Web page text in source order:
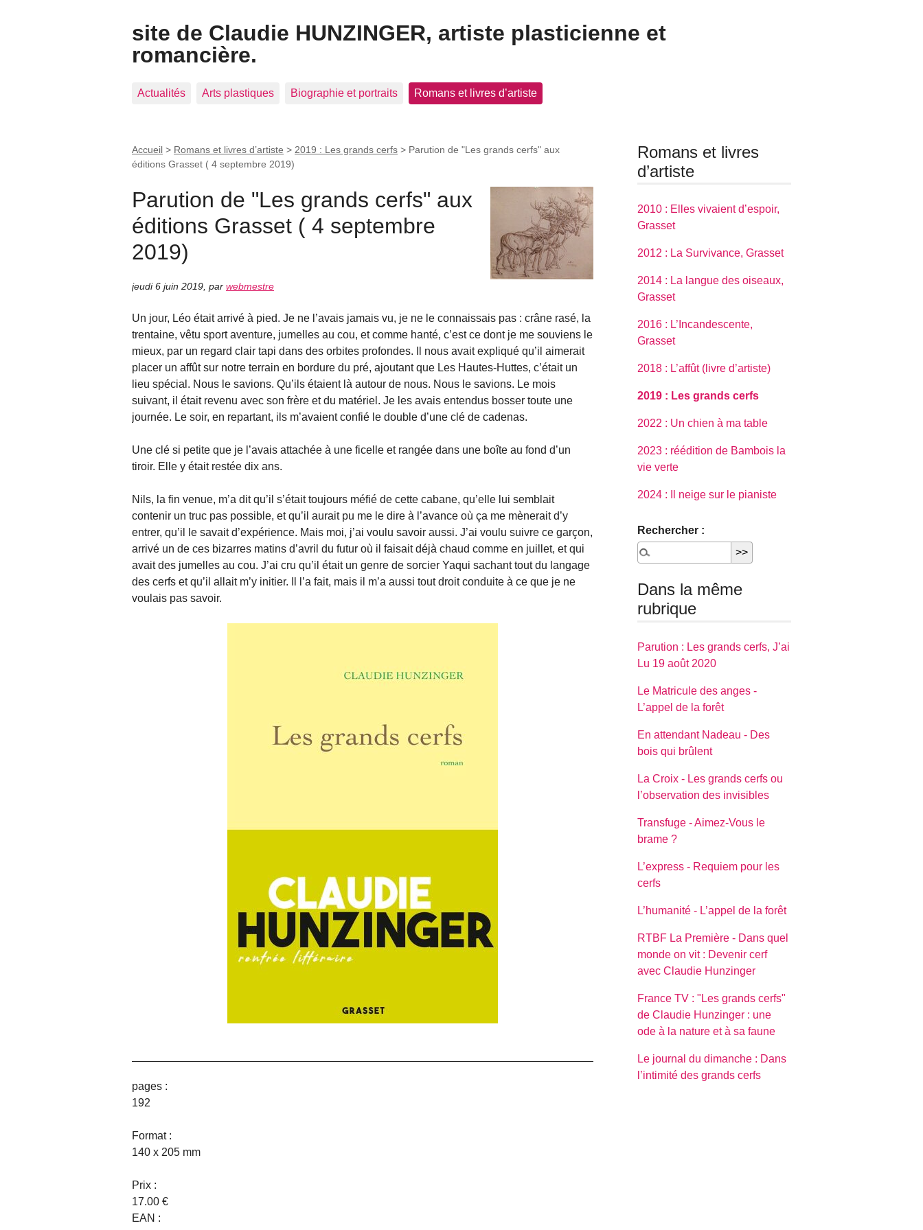
site de Claudie HUNZINGER, artiste plasticienne et
romancière.
Actualités Arts plastiques Biographie et portraits Romans et livres d’artiste
Accueil > Romans et livres d’artiste > 2019 : Les grands cerfs > Parution de "Les grands cerfs" aux
éditions Grasset ( 4 septembre 2019)
Parution de "Les grands cerfs" aux
éditions Grasset ( 4 septembre
2019)
jeudi 6 juin 2019 par webmestre
Un jour, Léo était arrivé à pied. Je ne l’avais jamais vu, je ne le connaissais pas : crâne rasé, la
trentaine, vêtu sport aventure, jumelles au cou, et comme hanté, c’est ce dont je me souviens le
mieux, par un regard clair tapi dans des orbites profondes. Il nous avait expliqué qu’il aimerait
placer un affût sur notre terrain en bordure du pré, ajoutant que Les Hautes-Huttes, c’était un
lieu spécial. Nous le savions. Qu’ils étaient là autour de nous. Nous le savions. Le mois
suivant, il était revenu avec son frère et du matériel. Je les avais entendus bosser toute une
journée. Le soir, en repartant, ils m’avaient confié le double d’une clé de cadenas.
Une clé si petite que je l’avais attachée à une ficelle et rangée dans une boîte au fond d’un
tiroir. Elle y était restée dix ans.
Nils, la fin venue, m’a dit qu’il s’était toujours méfié de cette cabane, qu’elle lui semblait
contenir un truc pas possible, et qu’il aurait pu me le dire à l’avance où ça me mènerait d’y
entrer, qu’il le savait d’expérience. Mais moi, j’ai voulu savoir aussi. J’ai voulu suivre ce garçon,
arrivé un de ces bizarres matins d’avril du futur où il faisait déjà chaud comme en juillet, et qui
avait des jumelles au cou. J’ai cru qu’il était un genre de sorcier Yaqui sachant tout du langage
des cerfs et qu’il allait m’y initier. Il l’a fait, mais il m’a aussi tout droit conduite à ce que je ne
voulais pas savoir.
pages :
192
Format :
140 x 205 mm
Prix :
17.00 €
EAN :
Romans et livres
d’artiste
2010 : Elles vivaient d’espoir,
Grasset
2012 : La Survivance, Grasset
2014 : La langue des oiseaux,
Grasset
2016 : L’Incandescente,
Grasset
2018 : L’affût (livre d’artiste)
2019 : Les grands cerfs
2022 : Un chien à ma table
2023 : réédition de Bambois la
vie verte
2024 : Il neige sur le pianiste
Rechercher :
Dans la même
rubrique
Parution : Les grands cerfs, J’ai
Lu 19 août 2020
Le Matricule des anges -
L’appel de la forêt
En attendant Nadeau - Des
bois qui brûlent
La Croix - Les grands cerfs ou
l’observation des invisibles
Transfuge - Aimez-Vous le
brame ?
L’express - Requiem pour les
cerfs
L’humanité - L’appel de la forêt
RTBF La Première - Dans quel
monde on vit : Devenir cerf
avec Claudie Hunzinger
France TV : "Les grands cerfs"
de Claudie Hunzinger : une
ode à la nature et à sa faune
Le journal du dimanche : Dans
l’intimité des grands cerfs